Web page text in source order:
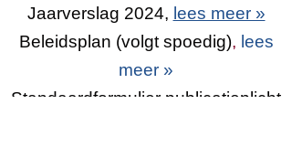
Jaarverslag 2024, lees meer »
Beleidsplan (volgt spoedig), lees
meer »
Standaardformulier publicatieplicht